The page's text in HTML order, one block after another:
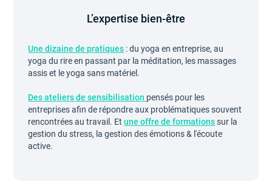
L’expertise bien-être
Une dizaine de pratiques : du yoga en entreprise, au
yoga du rire en passant par la méditation, les massages
assis et le yoga sans matériel.
Des ateliers de sensibilisation pensés pour les
entreprises afin de répondre aux problématiques souvent
rencontrées au travail. Etune offre de formationssur la
gestion du stress, la gestion des émotions & l'écoute
active.